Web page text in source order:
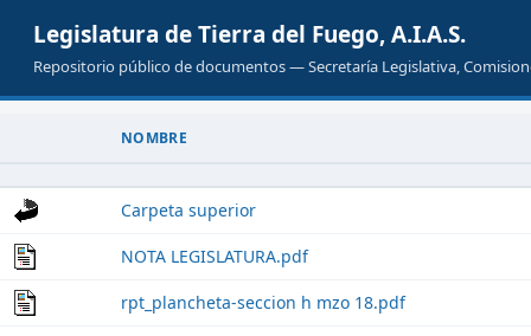
Legislatura de Tierra del Fuego, A.I.A.S.
Repositorio público de documentos — Secretaría Legislativa,
NOMBRE
Carpeta superior
NOTA LEGISLATURA.pdf
rpt_plancheta-seccion h mzo 18.pdf